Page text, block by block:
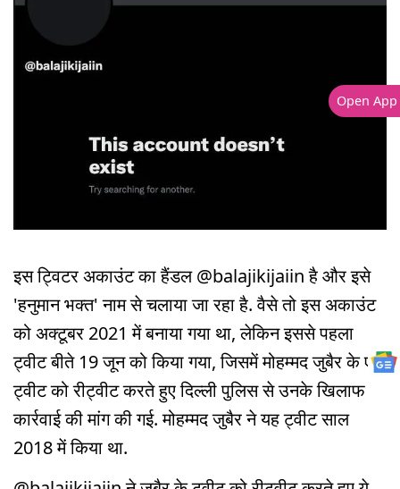
इस ट्विटर अकाउंट का हैंडल @balajikijaiin है और इसे
'हनुमान भक्त' नाम से चलाया जा रहा है. वैसे तो इस अकाउंट
को अक्टूबर 2021 में बनाया गया था, लेकिन इससे पहला
ट्वीट बीते 19 जून को किया गया, जिसमें मोहम्मद जुबैर के एक
ट्वीट को रीट्वीट करते हुए दिल्ली पुलिस से उनके खिलाफ
कार्रवाई की मांग की गई. मोहम्मद जुबैर ने यह ट्वीट साल
2018 में किया था.
Open App